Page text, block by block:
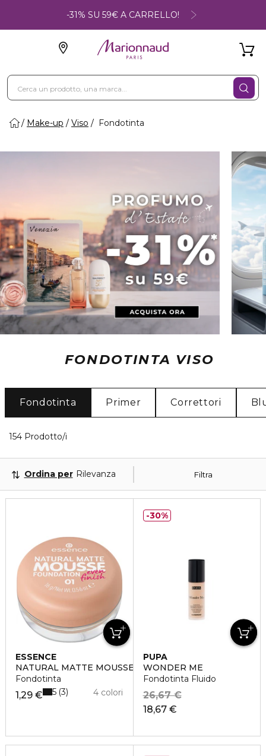
-31% SU 59€ A CARRELLO!
Make-up Viso Fondotinta
FONDOTINTA VISO
Fondotinta Primer Correttori
154 Prodotto/i
Filtra
Ordina per Rilevanza
ESSENCE
NATURAL MATTE MOUSSE
Fondotinta
1,29 € 4 colori
5 3
PUPA
WONDER ME
Fondotinta Fluido
18,67 €
26,67 €
30%